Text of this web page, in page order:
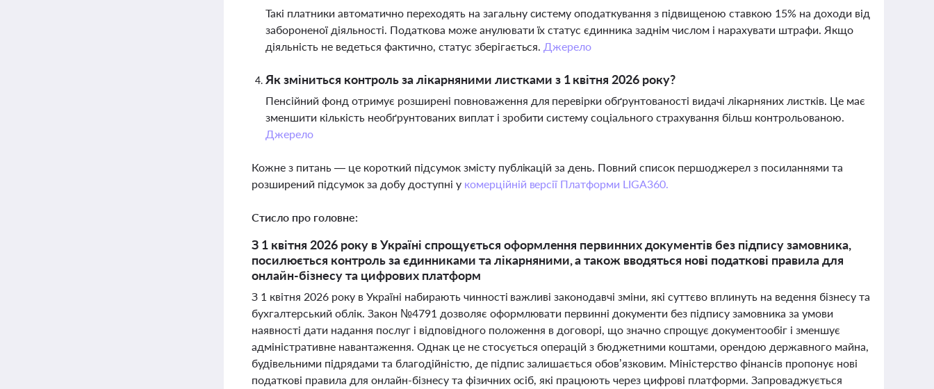
Такі платники автоматично переходять на загальну систему оподаткування з підвищеною ставкою 15% на доходи від
забороненої діяльності. Податкова може анулювати їх статус єдинника заднім числом і нарахувати штрафи. Якщо
діяльність не ведеться фактично, статус зберігається. Джерело
Як зміниться контроль за лікарняними листками з 1 квітня 2026 року?
Пенсійний фонд отримує розширені повноваження для перевірки обґрунтованості видачі лікарняних листків. Це має
зменшити кількість необґрунтованих виплат і зробити систему соціального страхування більш контрольованою.
Джерело
Кожне з питань — це короткий підсумок змісту публікацій за день. Повний список першоджерел з посиланнями та
розширений підсумок за добу доступні у комерційній версії Платформи LIGA360.
Стисло про головне:
З 1 квітня 2026 року в Україні спрощується оформлення первинних документів без підпису замовника,
посилюється контроль за єдинниками та лікарняними, а також вводяться нові податкові правила для
онлайн-бізнесу та цифрових платформ
З 1 квітня 2026 року в Україні набирають чинності важливі законодавчі зміни, які суттєво вплинуть на ведення бізнесу та
бухгалтерський облік. Закон №4791 дозволяє оформлювати первинні документи без підпису замовника за умови
наявності дати надання послуг і відповідного положення в договорі, що значно спрощує документообіг і зменшує
адміністративне навантаження. Однак це не стосується операцій з бюджетними коштами, орендою державного майна,
будівельними підрядами та благодійністю, де підпис залишається обов’язковим. Міністерство фінансів пропонує нові
податкові правила для онлайн-бізнесу та фізичних осіб, які працюють через цифрові платформи. Запроваджується